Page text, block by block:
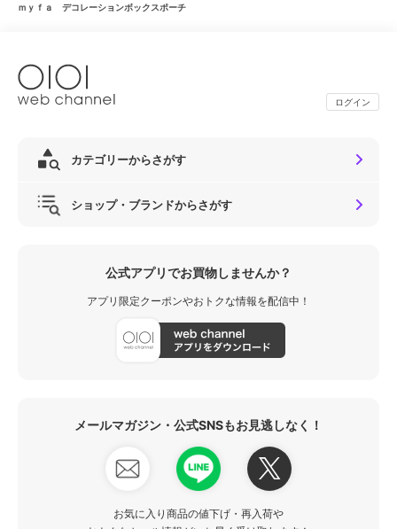
ｍｙｆａ デコレーションボックスポーチ
ログイン
カテゴリーからさがす
ショップ・ブランドからさがす
公式アプリでお買物しませんか？
アプリ限定クーポンやおトクな情報を配信中！
メールマガジン・公式SNSもお見逃しなく！
お気に入り商品の値下げ・再入荷や